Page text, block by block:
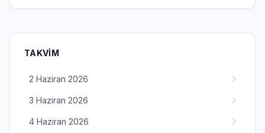
TAKVIM
2 Haziran 2026
3 Haziran 2026
4 Haziran 2026